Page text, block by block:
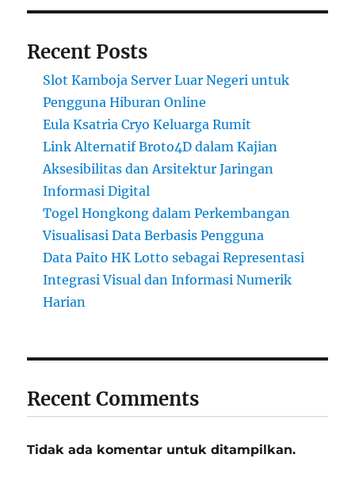
Recent Posts
Slot Kamboja Server Luar Negeri untuk
Pengguna Hiburan Online
Eula Ksatria Cryo Keluarga Rumit
Link Alternatif Broto4D dalam Kajian
Aksesibilitas dan Arsitektur Jaringan
Informasi Digital
Togel Hongkong dalam Perkembangan
Visualisasi Data Berbasis Pengguna
Data Paito HK Lotto sebagai Representasi
Integrasi Visual dan Informasi Numerik
Harian
Recent Comments
Tidak ada komentar untuk ditampilkan.